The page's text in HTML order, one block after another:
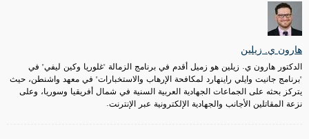
هارون ي. زيلين
الدكتور هارون ي. زيلين هو زميل أقدم في برنامج الزمالة "غلوريا وكين ليفي" في
"برنامج جانيت وايلي راينهارد لمكافحة الإرهاب والاستخبارات" في معهد واشنطن، حيث
يتركز بحثه على الجماعات الجهادية العربية السنية في شمال أفريقيا وسوريا، وعلى
نزعة المقاتلين الأجانب والجهادية الإلكترونية عبر الإنترنت.